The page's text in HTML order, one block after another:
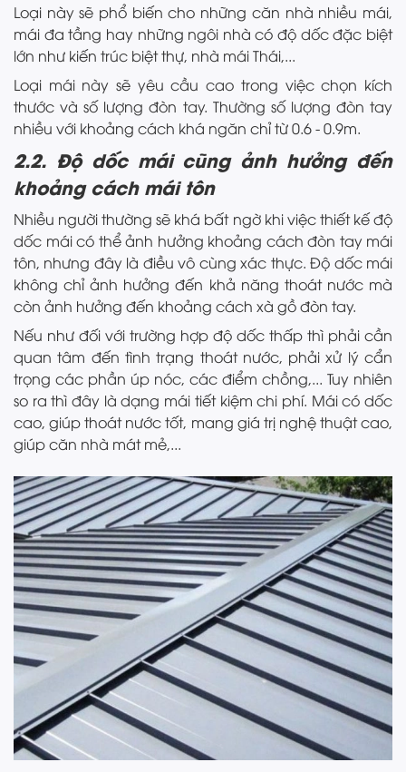
Loại này sẽ phổ biến cho những căn nhà nhiều mái,
mái đa tầng hay những ngôi nhà có độ dốc đặc biệt
lớn như kiến trúc biệt thự, nhà mái Thái,...
Loại mái này sẽ yêu cầu cao trong việc chọn kích
thước và số lượng đòn tay. Thường số lượng đòn tay
nhiều với khoảng cách khá ngăn chỉ từ 0.6 - 0.9m.
2.2. Độ dốc mái cũng ảnh hưởng đến
khoảng cách mái tôn
Nhiều người thường sẽ khá bất ngờ khi việc thiết kế độ
dốc mái có thể ảnh hưởng khoảng cách đòn tay mái
tôn, nhưng đây là điều vô cùng xác thực. Độ dốc mái
không chỉ ảnh hưởng đến khả năng thoát nước mà
còn ảnh hưởng đến khoảng cách xà gồ đòn tay.
Nếu như đối với trường hợp độ dốc thấp thì phải cần
quan tâm đến tình trạng thoát nước, phải xử lý cẩn
trọng các phần úp nóc, các điểm chồng,... Tuy nhiên
so ra thì đây là dạng mái tiết kiệm chi phí. Mái có dốc
cao, giúp thoát nước tốt, mang giá trị nghệ thuật cao,
giúp căn nhà mát mẻ,...